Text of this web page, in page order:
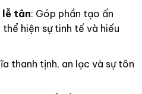
lễ tân: Góp phần tạo ấn
hiện sự tinh tế và hiếu
thanh tịnh, an lạc và sự tôn